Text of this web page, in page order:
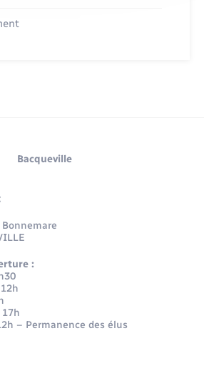
Bacqueville
:
– Permanence des élus